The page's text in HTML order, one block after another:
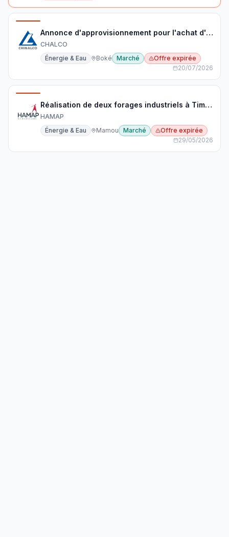
Annonce d'approvisionnement pour l'achat d'équipements de protection individuelle
CHALCO
Énergie & Eau
Boké Marché
Offre expirée
20/07/2026
Réalisation de deux forages industriels à Timbi Madina
HAMAP
Énergie & Eau
Mamou Marché
Offre expirée
29/05/2026